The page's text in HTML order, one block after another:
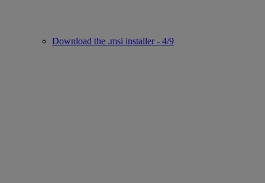
Download the .msi installer - 4/9